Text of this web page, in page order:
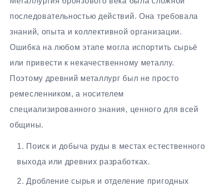
последовательностью действий. Она требовала
знаний, опыта и коллективной организации.
Ошибка на любом этапе могла испортить сырьё
или привести к некачественному металлу.
Поэтому древний металлург был не просто
ремесленником, а носителем
специализированного знания, ценного для всей
общины.
Поиск и добыча руды в местах естественного
выхода или древних разработках.
Дробление сырья и отделение пригодных